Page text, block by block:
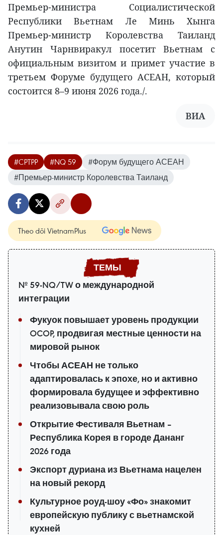
Премьер-министра Социалистической
Республики Вьетнам Ле Минь Хынга
Премьер-министр Королевства Таиланд
Анутин Чарнвиракул посетит Вьетнам с
официальным визитом и примет участие в
третьем Форуме будущего АСЕАН, который
состоится 8–9 июня 2026 года./.
ВИА
#CPTPP #NQ 59
#Форум будущего АСЕАН
#Премьер-министр Королевства Таиланд
Theo dõi VietnamPlus
№ 59-NQ/TW о международной
интеграции
Фукуок повышает уровень продукции
OCOP, продвигая местные ценности на
мировой рынок
Чтобы АСЕАН не только
адаптировалась к эпохе, но и активно
формировала будущее и эффективно
реализовывала свою роль
Открытие Фестиваля Вьетнам –
Республика Корея в городе Дананг
2026 года
Экспорт дуриана из Вьетнама нацелен
на новый рекорд
Культурное роуд-шоу «Фо» знакомит
европейскую публику с вьетнамской
кухней